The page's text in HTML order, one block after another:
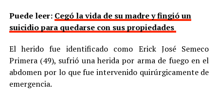
Puede leer: Cegó la vida de su madre y fingió un
suicidio para quedarse con sus propiedades
El herido fue identificado como Erick José Semeco
Primera (49), sufrió una herida por arma de fuego en el
abdomen por lo que fue intervenido quirúrgicamente de
emergencia.